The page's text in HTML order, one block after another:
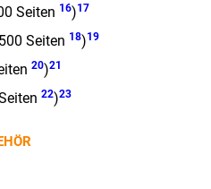
Seiten 16)17
Seiten 18)19
20)21
22)23